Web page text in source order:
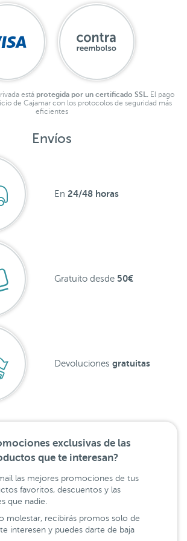
está protegida por un certificado SSL. El pago
de Cajamar con los protocolos de seguridad más
eficientes
Envíos
En 24/48 horas
Gratuito desde 50€
Devoluciones gratuitas
exclusivas de las
que te interesan?
las mejores promociones de tus
favoritos, descuentos y las
que nadie.
molestar, recibirás promos solo de
interesen y puedes darte de baja